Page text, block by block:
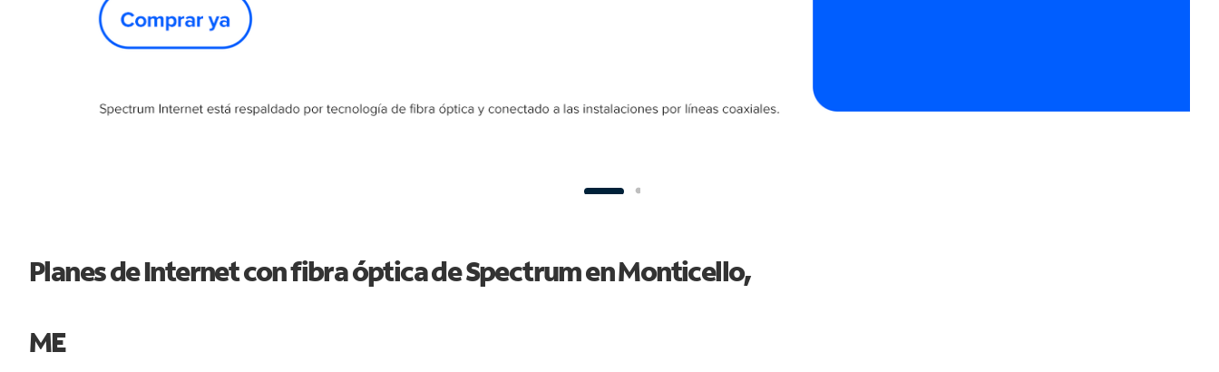
Planes de Internet con fibra óptica de Spectrum en Monticello,
ME